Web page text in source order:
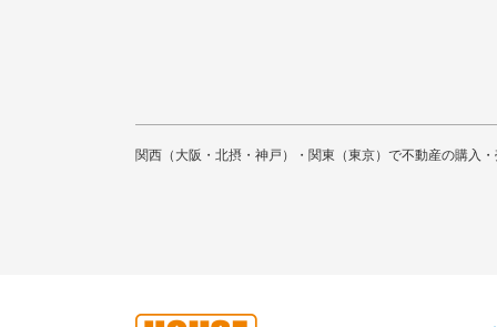
関西（大阪・北摂・神戸）・関東（東京）で不動産の購入